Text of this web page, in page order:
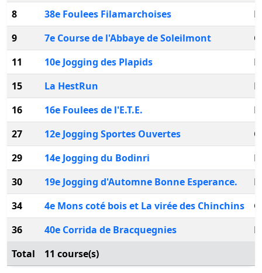
8
38e Foulees Filamarchoises
9
7e Course de l'Abbaye de Soleilmont
11
10e Jogging des Plapids
15
La HestRun
16
16e Foulees de l'E.T.E.
27
12e Jogging Sportes Ouvertes
29
14e Jogging du Bodinri
30
19e Jogging d'Automne Bonne Esperance.
34
4e Mons coté bois et La virée des Chinchins
36
40e Corrida de Bracquegnies
Total
11 course(s)